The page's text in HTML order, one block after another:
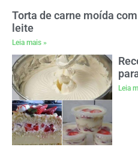
Torta de carne moída
leite
Leia mais »
Leia